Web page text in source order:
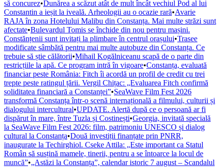
să concurez•Dunărea a scăzut atât de mult încât vechiul Pod al lui
Constantin a ieșit la iveală. Arheologii au o ocazie rară•Avarie
RAJA în zona Hotelului Malibu din Constanța. Mai multe străzi sunt
afectate•Bulevardul Tomis se închide din nou pentru mașini.
Constănțenii sunt invitați la plimbare în centrul orașului•Trasee
modificate sâmbătă pentru mai multe autobuze din Constanța. Ce
trebuie să știe călătorii•Mihail Kogălniceanu scapă de o parte din
restricțiile la apă. Ce program intră în vigoare•Constanța, evaluată
financiar peste România: Fitch îi acordă un profil de credit cu trei
trepte peste ratingul țării. Vergil Chițac: „Evaluarea Fitch confirmă
soliditatea financiară a Constanței”•SeaWave Film Fest 2026
transformă Constanța într-o scenă internațională a filmului, culturii și
dialogului intercultural•UPDATE. Alertă după ce o persoană ar fi
dispărut în mare, între Tuzla și Costinești•Georgia, invitată specială
la SeaWave Film Fest 2026: film, patrimoniu UNESCO și dialog
cultural la Constanța•Două investiții finanțate prin PNRR,
inaugurate la Techirghiol. Cseke Attila: „Este important ca Statul
Român să susțină mamele, tinerii, pentru a se întoarce la locul de
muncă”•„Astăzi la Constanța”, calendar istoric 7 august – Scandalul